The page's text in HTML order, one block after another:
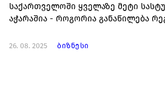
საქართველოში ყველაზე მეტი
აჭარაშია - როგორია განაწილება
26. 08. 2025 ბიზნესი